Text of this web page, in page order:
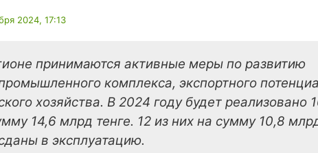
2024, 17:13
принимаются активные меры по развитию
комплекса, экспортного
хозяйства. В 2024 году будет реализовано
14,6 млрд тенге. 12 из них на сумму 10,8
в эксплуатацию.